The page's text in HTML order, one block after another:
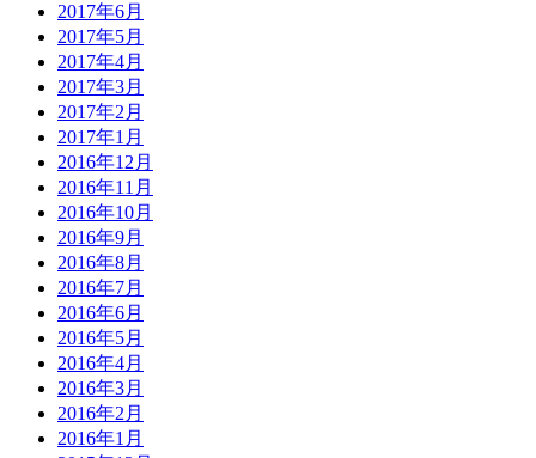
2017年6月
2017年5月
2017年4月
2017年3月
2017年2月
2017年1月
2016年12月
2016年11月
2016年10月
2016年9月
2016年8月
2016年7月
2016年6月
2016年5月
2016年4月
2016年3月
2016年2月
2016年1月